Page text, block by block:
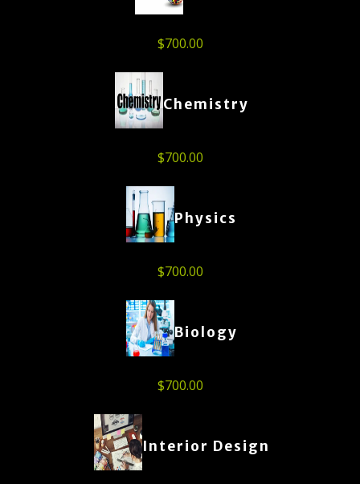
$700.00
Chemistry
$700.00
Physics
$700.00
Biology
$700.00
Interior Design